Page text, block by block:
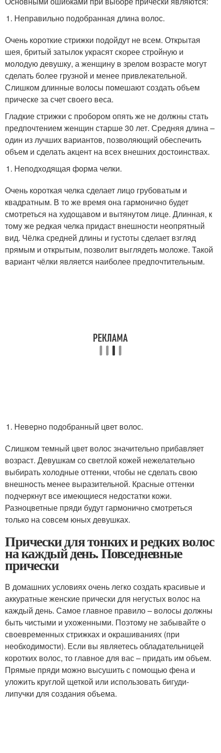
Неправильно подобранная длина волос.
Очень короткие стрижки подойдут не всем. Открытая
шея, бритый затылок украсят скорее стройную и
молодую девушку, а женщину в зрелом возрасте могут
сделать более грузной и менее привлекательной.
Слишком длинные волосы помешают создать объем
прическе за счет своего веса.
Гладкие стрижки с пробором опять же не должны стать
предпочтением женщин старше 30 лет. Средняя длина –
один из лучших вариантов, позволяющий обеспечить
объем и сделать акцент на всех внешних достоинствах.
Неподходящая форма челки.
Очень короткая челка сделает лицо грубоватым и
квадратным. В то же время она гармонично будет
смотреться на худощавом и вытянутом лице. Длинная, к
тому же редкая челка придаст внешности неопрятный
вид. Чёлка средней длины и густоты сделает взгляд
прямым и открытым, позволит выглядеть моложе. Такой
вариант чёлки является наиболее предпочтительным.
Неверно подобранный цвет волос.
Слишком темный цвет волос значительно прибавляет
возраст. Девушкам со светлой кожей нежелательно
выбирать холодные оттенки, чтобы не сделать свою
внешность менее выразительной. Красные оттенки
подчеркнут все имеющиеся недостатки кожи.
Разноцветные пряди будут гармонично смотреться
только на совсем юных девушках.
Прически для тонких и редких волос
на каждый день. Повседневные
прически
В домашних условиях очень легко создать красивые и
аккуратные женские прически для негустых волос на
каждый день. Самое главное правило – волосы должны
быть чистыми и ухоженными. Поэтому не забывайте о
своевременных стрижках и окрашиваниях (при
необходимости). Если вы являетесь обладательницей
коротких волос, то главное для вас – придать им объем.
Прямые пряди можно высушить с помощью фена и
уложить круглой щеткой или использовать бигуди-
липучки для создания объема.